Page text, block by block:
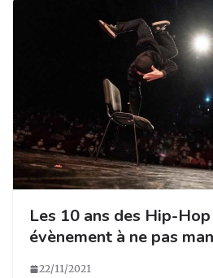
Les 10 ans des Hip-Hop
évènement à ne pas
22/11/2021